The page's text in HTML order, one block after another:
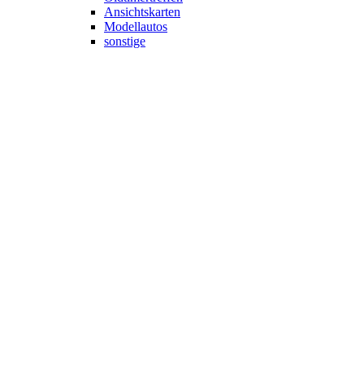
Ansichtskarten
Modellautos
sonstige